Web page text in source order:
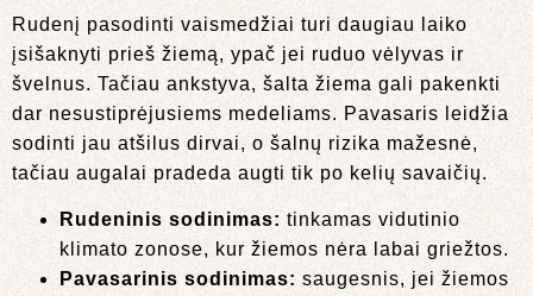
Rudenį pasodinti vaismedžiai turi daugiau laiko
įsišaknyti prieš žiemą, ypač jei ruduo vėlyvas ir
švelnus. Tačiau ankstyva, šalta žiema gali pakenkti
dar nesustiprėjusiems medeliams. Pavasaris leidžia
sodinti jau atšilus dirvai, o šalnų rizika mažesnė,
tačiau augalai pradeda augti tik po kelių savaičių.
Rudeninis sodinimas: tinkamas vidutinio
klimato zonose, kur žiemos nėra labai griežtos.
Pavasarinis sodinimas: saugesnis, jei žiemos